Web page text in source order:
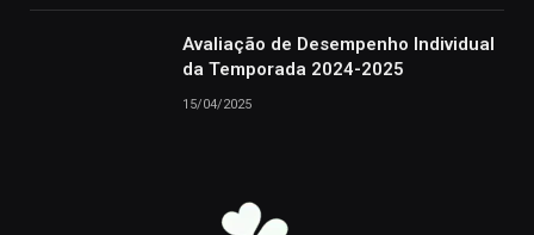
Avaliação de Desempenho Individual
da Temporada 2024-2025
15/04/2025